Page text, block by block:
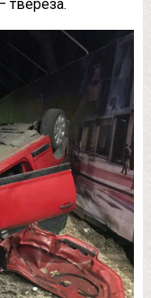
твереза.